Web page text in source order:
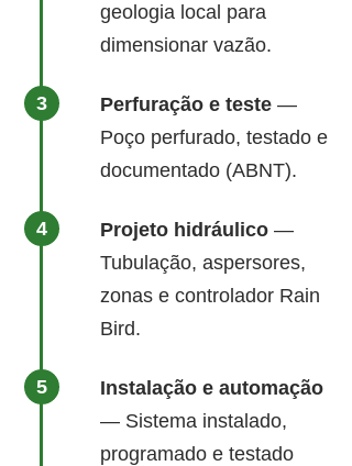
geologia local para
dimensionar vazão.
Perfuração e teste —
Poço perfurado, testado e
documentado (ABNT).
Projeto hidráulico —
Tubulação, aspersores,
zonas e controlador Rain
Bird.
Instalação e automação
— Sistema instalado,
programado e testado